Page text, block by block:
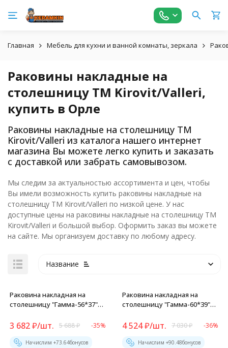
Главная Мебель для кухни и ванной комнаты, зеркала
Раковины накладные на
столешницу ТМ Kirovit/Valleri,
купить в Орле
Раковины накладные на столешницу ТМ
Kirovit/Valleri из каталога нашего интернет
магазина Вы можете легко купить и заказать
с доставкой или забрать самовывозом.
Мы следим за актуальностью ассортимента и цен, чтобы
Вы имели возможность купить раковины накладные на
столешницу ТМ Kirovit/Valleri по низкой цене. У нас
доступные цены на раковины накладные на столешницу ТМ
Kirovit/Valleri и большой выбор. Оформить заказ вы можете
на сайте. Мы организуем доставку по любому адресу.
Название
Раковина накладная на
столешницу "Гамма-56*37"
3 682₽/шт. 5 688₽ -35%
Начислим +73.64бонусов
Раковина накладная на
столешницу "Гамма-60*39"
смеситель (Kirovit) -
4 524₽/шт. 7 030₽ -36%
Начислим +90.48бонусов